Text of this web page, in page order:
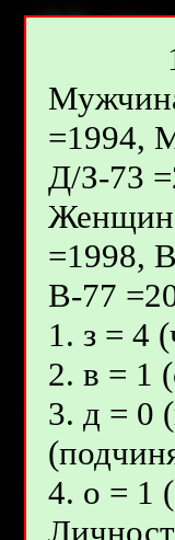
=1994,
Д/З-73
=1998,
В-77
1. з = 4
2. в = 1
3. д = 0
4. о = 1